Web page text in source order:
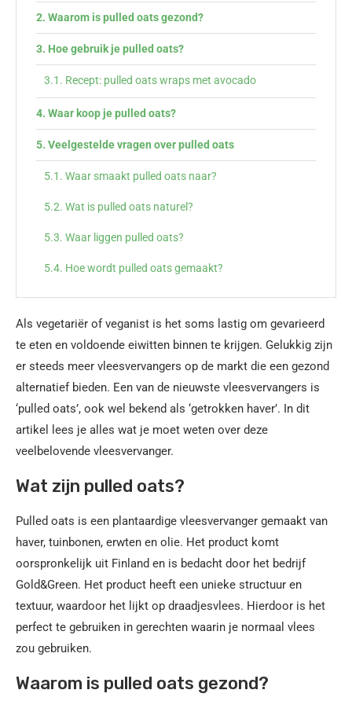
Waarom is pulled oats gezond?
Hoe gebruik je pulled oats?
Recept: pulled oats wraps met avocado
Waar koop je pulled oats?
Veelgestelde vragen over pulled oats
Waar smaakt pulled oats naar?
Wat is pulled oats naturel?
Waar liggen pulled oats?
Hoe wordt pulled oats gemaakt?
Als vegetariër of veganist is het soms lastig om gevarieerd
te eten en voldoende eiwitten binnen te krijgen. Gelukkig zijn
er steeds meer vleesvervangers op de markt die een gezond
alternatief bieden. Een van de nieuwste vleesvervangers is
‘pulled oats’, ook wel bekend als ‘getrokken haver’. In dit
artikel lees je alles wat je moet weten over deze
veelbelovende vleesvervanger.
Wat zijn pulled oats?
Pulled oats is een plantaardige vleesvervanger gemaakt van
haver, tuinbonen, erwten en olie. Het product komt
oorspronkelijk uit Finland en is bedacht door het bedrijf
Gold&Green. Het product heeft een unieke structuur en
textuur, waardoor het lijkt op draadjesvlees. Hierdoor is het
perfect te gebruiken in gerechten waarin je normaal vlees
zou gebruiken.
Waarom is pulled oats gezond?